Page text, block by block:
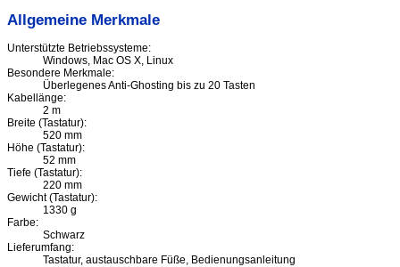
Allgemeine Merkmale
Unterstützte Betriebssysteme:
Windows, Mac OS X, Linux
Besondere Merkmale:
Überlegenes Anti-Ghosting bis zu 20 Tasten
Kabellänge:
2 m
Breite (Tastatur):
520 mm
Höhe (Tastatur):
52 mm
Tiefe (Tastatur):
220 mm
Gewicht (Tastatur):
1330 g
Farbe:
Schwarz
Lieferumfang:
Tastatur, austauschbare Füße, Bedienungsanleitung